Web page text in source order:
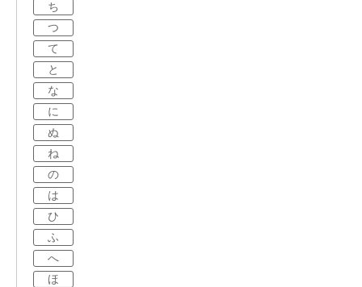
ち
つ
て
と
な
に
ぬ
ね
の
は
ひ
ふ
へ
ほ